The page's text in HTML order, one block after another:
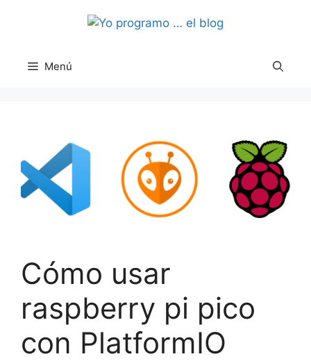
Menú
Cómo usar
raspberry pi pico
con PlatformIO